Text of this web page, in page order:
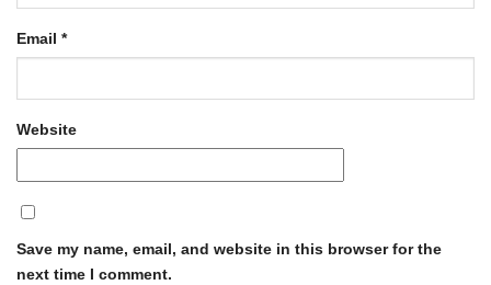
Email *
Website
Save my name, email, and website in this browser for the
next time I comment.